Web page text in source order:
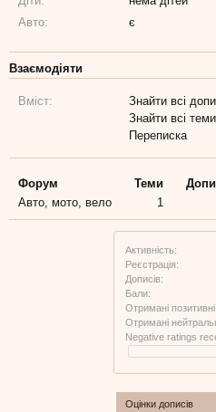
Активність:
Реєстрація:
Дописів:
Бали:
Отримані позитивні
Отримані
Negative ratings
Оцінки дописів
Авто:
є
Взаємодіяти
Вміст:
Знайти всі
Знайти всі
Переписка
Форум Теми
Авто, мото, вело
1